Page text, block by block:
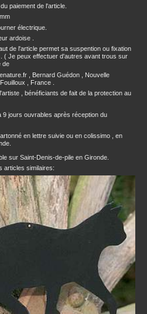
paiement de l'article.
électrique.
ardoise .
de l'article permet sa suspention ou fixation
( Je peux effectuer d'autres avant trous sur
de
, Bernard Guédon , Nouvelle
, France .
, bénéficiants de fait de la protection au
9 jours ouvrables après réception du
en lettre suivie ou en colissimo , en
sur Saint-Denis-de-pile en Gironde.
articles similaires: